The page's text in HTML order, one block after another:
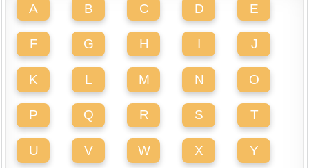
A B C D E
F G H I J
K L M N O
P Q R S T
U V W X Y